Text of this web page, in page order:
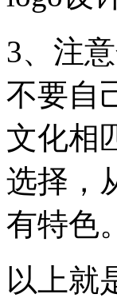
3、注
不要自
文化相
选择，
有特色。
以上就